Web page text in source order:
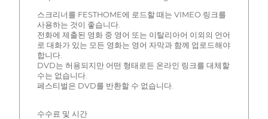
스크리너를 FESTHOME에 로드할 때는 VIMEO 링크를
사용하는 것이 좋습니다.
전화에 제출된 영화 중 영어 또는 이탈리아어 이외의 언어
로 대화가 있는 모든 영화는 영어 자막과 함께 업로드해야
합니다.
DVD는 허용되지만 어떤 형태로든 온라인 링크를 대체할
수는 없습니다.
페스티벌은 DVD를 반환할 수 없습니다.
수수료 및 시간